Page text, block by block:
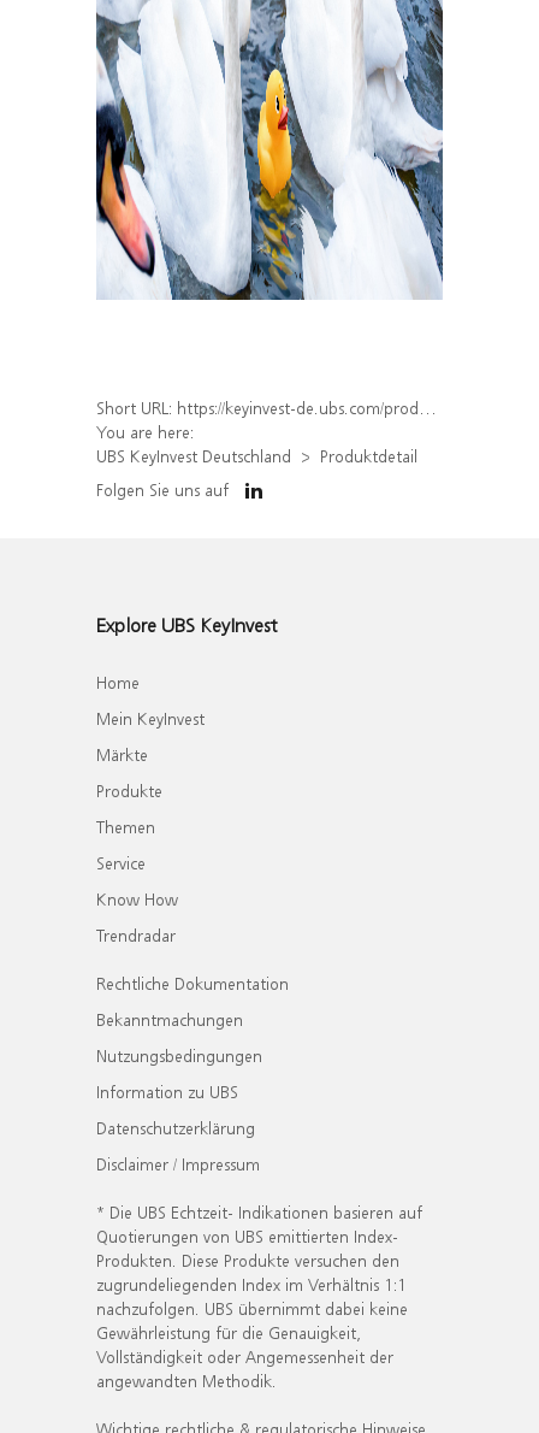
Short URL: https://keyinvest-de.ubs.com/produkt/detail/index/isin/DE000WA39A72
You are here:
UBS KeyInvest Deutschland
Produktdetail
Folgen Sie uns auf
Explore UBS KeyInvest
Home
Mein KeyInvest
Märkte
Produkte
Themen
Service
Know How
Trendradar
Rechtliche Dokumentation
Bekanntmachungen
Nutzungsbedingungen
Information zu UBS
Datenschutzerklärung
Disclaimer / Impressum
* Die UBS Echtzeit- Indikationen basieren auf
Quotierungen von UBS emittierten Index-
Produkten. Diese Produkte versuchen den
zugrundeliegenden Index im Verhältnis 1:1
nachzufolgen. UBS übernimmt dabei keine
Gewährleistung für die Genauigkeit,
Vollständigkeit oder Angemessenheit der
angewandten Methodik.